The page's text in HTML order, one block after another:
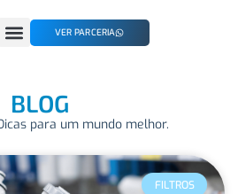
VER PARCERIA
BLOG
para um mundo melhor.
FILTROS